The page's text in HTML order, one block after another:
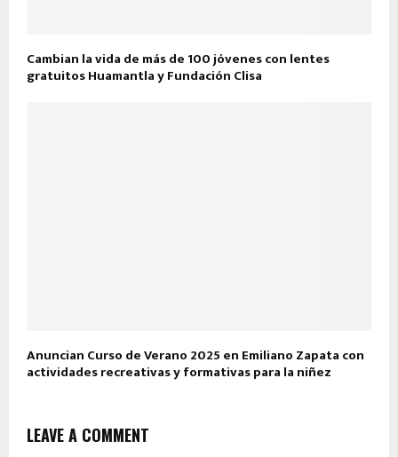
Cambian la vida de más de 100 jóvenes con lentes
gratuitos Huamantla y Fundación Clisa
Anuncian Curso de Verano 2025 en Emiliano Zapata con
actividades recreativas y formativas para la niñez
LEAVE A COMMENT